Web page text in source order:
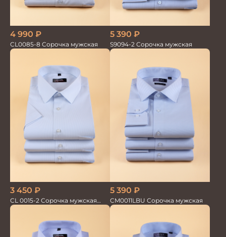
4 990 ₽
CL0085-8 Сорочка мужская
5 390 ₽
S9094-2 Сорочка мужская
3 450 ₽
CL 0015-2 Сорочка мужская
короткий рукав
5 390 ₽
CM0011LBU Сорочка мужская